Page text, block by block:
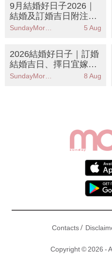
9月結婚好日子2026｜
結婚及訂婚吉日附注意
事項
5 Aug
2026結婚好日子｜訂婚
結婚吉日、擇日宜嫁娶
日子及17個須知
SundayMore編輯部 8 Aug
Contacts/
Copyright © 2026 -